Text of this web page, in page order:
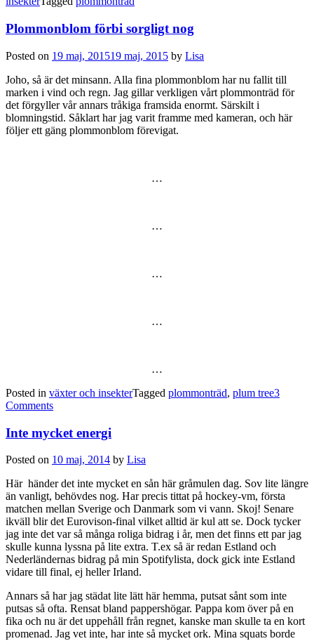
Plommonblom förbi sorgligt nog
Posted on 19 maj, 201519 maj, 2015 by Lisa
Joho, så är det minsann. Alla fina plommonblom har nu fallit till
marken i vind och regn. Jag gillar verkligen vårt plommonträd för
det förgyller vår annars tråkiga framsida enormt. Särskilt i
blomningstid. Såklart har jag varit framme med kameran, och här
följer ett gäng plommonblom förevigat.
…
…
…
…
…
Posted in växter och insekterTagged plommonträd, plum tree3
Comments
Inte mycket energi
Posted on 10 maj, 2014 by Lisa
Här händer det inte mycket en sån här gråmulen dag. Sov lite längre
än vanligt, behövdes nog. Har precis tittat på hockey-vm, första
matchen mellan Sverige och Danmark som vi vann. Skoj! Senare
ikväll blir det Eurovison-final vilket alltid är kul att se. Dock tycker
jag inte det var så många roliga bidrag i år, men det finns ett par jag
skulle kunna lyssna på lite extra. T.ex så är redan Estland och
Nederländernas bidrag på min Spotifylista, dock gick inte Estland
vidare till final, ej heller Irland.
Annars så har jag städat lite lätt här hemma, putsat sånt som inte
putsas så ofta. Rensat bland pappershögar. Pappa kom över på en
fika och nu är det uppehåll från regnet, kanske man skulle ta en kort
promenad. Jag vet inte, har inte så mycket ork. Mina squats borde